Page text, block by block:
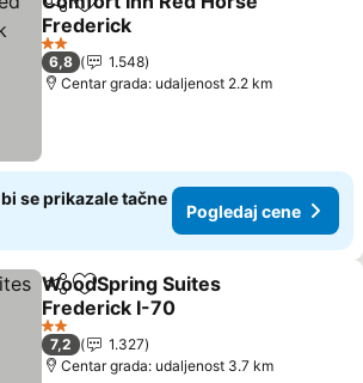
Deli Dodati u favorite
Frederick
Pogledaj cene
2 Zvezdice
6,8
1.548
Centar grada: udaljenost 2.2 km
se prikazale tačne
Pogledaj cene
Deli Dodati u favorite
WoodSpring Suites
Frederick I-70
Pogledaj cene
2 Zvezdice
7,2
1.327
Centar grada: udaljenost 3.7 km